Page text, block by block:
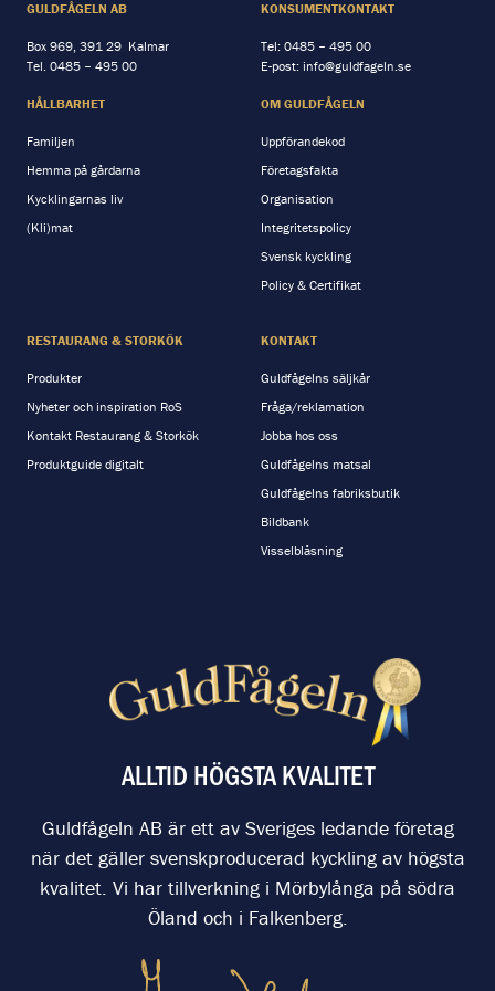
GULDFÅGELN AB
Box 969, 391 29 Kalmar
Tel. 0485 – 495 00
KONSUMENTKONTAKT
Tel: 0485 – 495 00
E-post: info@guldfageln.se
HÅLLBARHET
Familjen
Hemma på gårdarna
Kycklingarnas liv
(Kli)mat
OM GULDFÅGELN
Uppförandekod
Företagsfakta
Organisation
Integritetspolicy
Svensk kyckling
Policy & Certifikat
RESTAURANG & STORKÖK
Produkter
Nyheter och inspiration RoS
Kontakt Restaurang & Storkök
Produktguide digitalt
KONTAKT
Guldfågelns säljkår
Fråga/reklamation
Jobba hos oss
Guldfågelns matsal
Guldfågelns fabriksbutik
Bildbank
Visselblåsning
ALLTID HÖGSTA KVALITET
Guldfågeln AB är ett av Sveriges ledande företag
när det gäller svenskproducerad kyckling av högsta
kvalitet. Vi har tillverkning i Mörbylånga på södra
Öland och i Falkenberg.